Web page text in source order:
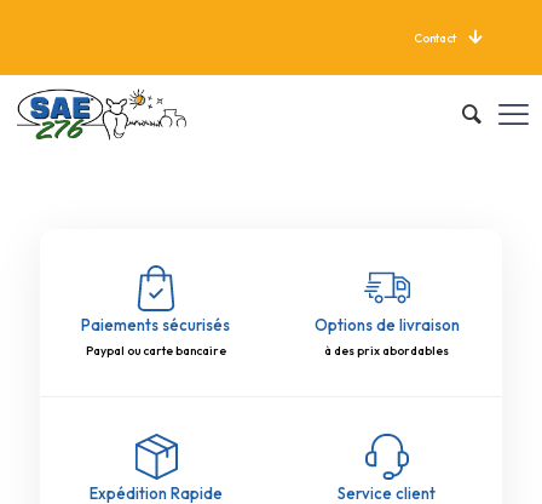
Paiements sécurisés
Paypal ou carte bancaire
Options de livraison
à des prix abordables
Expédition Rapide Service client